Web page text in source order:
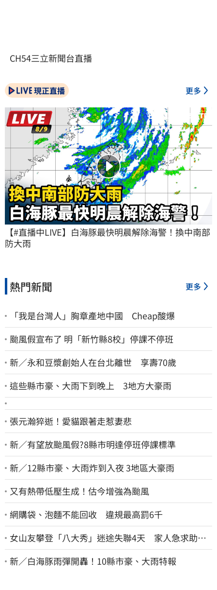
CH54三立新聞台直播
現正直播 更多
【#直播中LIVE】白海豚最快明晨解除海警！換中南部
防大雨
熱門新聞 更多
「我是台灣人」胸章產地中國 Cheap酸爆
颱風假宣布了 明「新竹縣8校」停課不停班
新／永和豆漿創始人在台北離世 享壽70歲
這些縣市豪、大雨下到晚上 3地方大豪雨
張元瀚猝逝！愛貓跟著走惹妻悲
新／有望放颱風假?8縣市明達停班停課標準
新／12縣市豪、大雨炸到入夜 3地區大豪雨
又有熱帶低壓生成！估今增強為颱風
網購袋、泡麵不能回收 違規最高罰6千
女山友攀登「八大秀」迷途失聯4天 家人急求助：
剩我媽還沒找到
新／白海豚雨彈開轟！10縣市豪、大雨特報